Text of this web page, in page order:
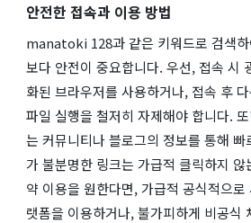
안전한 접속과 이용 방법
manatoki 128과 같은 키워드로 검색하
보다 안전이 중요합니다. 우선, 접속 시
화된 브라우저를 사용하거나, 접속 후
파일 실행을 철저히 자제해야 합니다.
는 커뮤니티나 블로그의 정보를 통해 빠
가 불분명한 링크는 가급적 클릭하지 않
약 이용을 원한다면, 가급적 공식적으로
랫폼을 이용하거나, 불가피하게 비공식